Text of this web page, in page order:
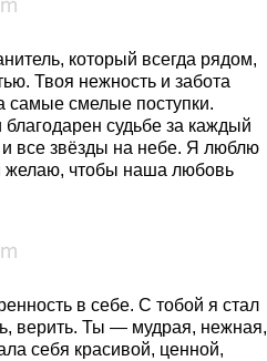
который всегда рядом,
Твоя нежность и забота
самые смелые поступки.
судьбе за каждый
все звёзды на небе. Я люблю
желаю, чтобы наша любовь
в себе. С тобой я стал
верить. Ты — мудрая, нежная,
себя красивой, ценной,